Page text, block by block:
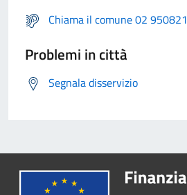
Chiama il comune 02 950821
Problemi in città
Segnala disservizio